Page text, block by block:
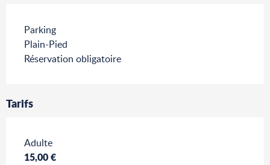
Parking
Plain-Pied
Réservation obligatoire
Tarifs
Tarifs 2026
Adulte
15,00 €